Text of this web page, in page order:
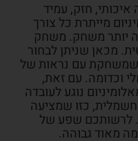
איכותי, חזק, עמיד
מייתרת כל צורך
יותר משחק. משחק
מכאן שניתן לבחור
עם נראות של
וכדומה. עם זאת,
נוגע לעובדה
כזו שמציעה
לרשותכם שפע של
מאוד גבוהה.